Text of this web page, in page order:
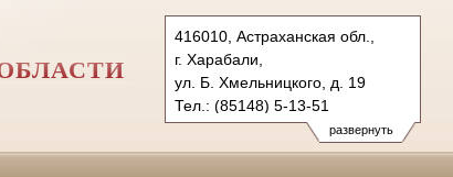
развернуть
416010, Астраханская обл.,
г. Харабали,
ул. Б. Хмельницкого, д. 19
Тел.: (85148) 5-13-51
harabalinsky.ast@sudrf.ru